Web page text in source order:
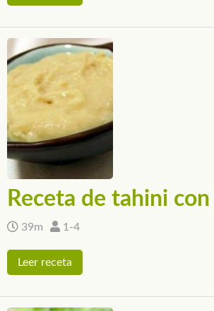
Receta de tahini con
39m 1-4
Leer receta